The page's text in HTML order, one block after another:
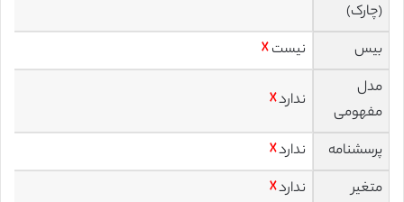
(چارک)
بیس نیست☓
مدل
مفهومی
ندارد☓
پرسشنامه ندارد☓
متغیر
ندارد☓